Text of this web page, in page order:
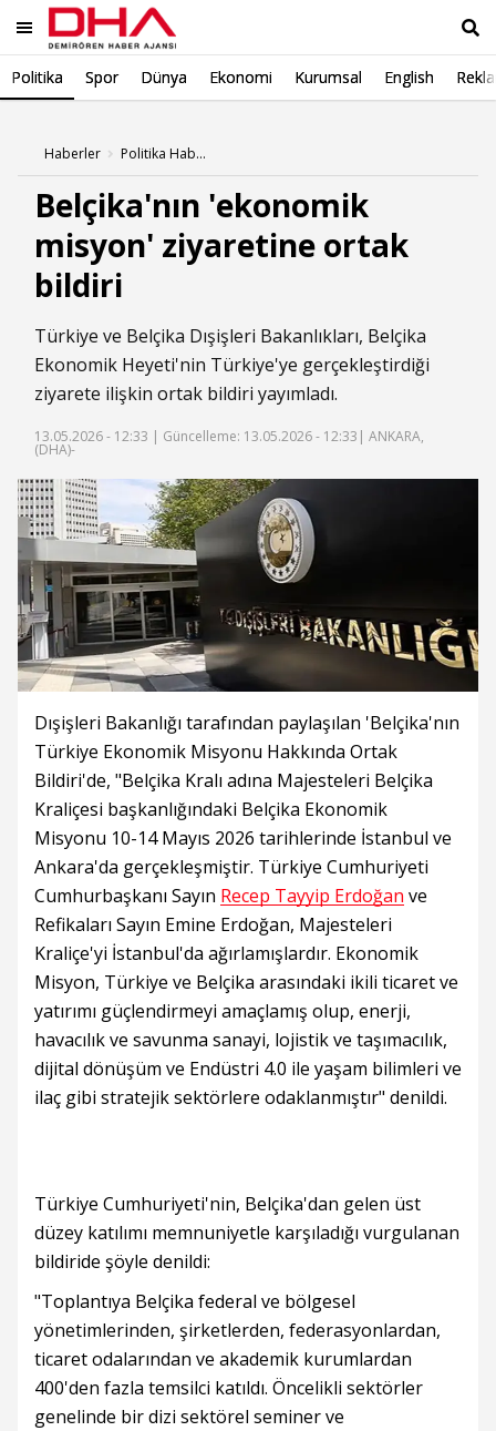
Politika Spor Dünya Ekonomi Kurumsal English
Haberler Politika Haberleri
Belçika'nın 'ekonomik
misyon' ziyaretine ortak
bildiri
Türkiye ve Belçika Dışişleri Bakanlıkları, Belçika
Ekonomik Heyeti'nin Türkiye'ye gerçekleştirdiği
ziyarete ilişkin ortak bildiri yayımladı.
13.05.2026 - 12:33 | Güncelleme: 13.05.2026 - 12:33 | ANKARA,
(DHA)-
Dışişleri Bakanlığı tarafından paylaşılan 'Belçika'nın
Türkiye Ekonomik Misyonu Hakkında Ortak
Bildiri'de, "Belçika Kralı adına Majesteleri Belçika
Kraliçesi başkanlığındaki Belçika Ekonomik
Misyonu 10-14 Mayıs 2026 tarihlerinde İstanbul ve
Ankara'da gerçekleşmiştir. Türkiye Cumhuriyeti
Cumhurbaşkanı Sayın Recep Tayyip Erdoğan ve
Refikaları Sayın Emine Erdoğan, Majesteleri
Kraliçe'yi İstanbul'da ağırlamışlardır. Ekonomik
Misyon, Türkiye ve Belçika arasındaki ikili ticaret ve
yatırımı güçlendirmeyi amaçlamış olup, enerji,
havacılık ve savunma sanayi, lojistik ve taşımacılık,
dijital dönüşüm ve Endüstri 4.0 ile yaşam bilimleri ve
ilaç gibi stratejik sektörlere odaklanmıştır" denildi.
Türkiye Cumhuriyeti'nin, Belçika'dan gelen üst
düzey katılımı memnuniyetle karşıladığı vurgulanan
bildiride şöyle denildi:
"Toplantıya Belçika federal ve bölgesel
yönetimlerinden, şirketlerden, federasyonlardan,
ticaret odalarından ve akademik kurumlardan
400'den fazla temsilci katıldı. Öncelikli sektörler
genelinde bir dizi sektörel seminer ve